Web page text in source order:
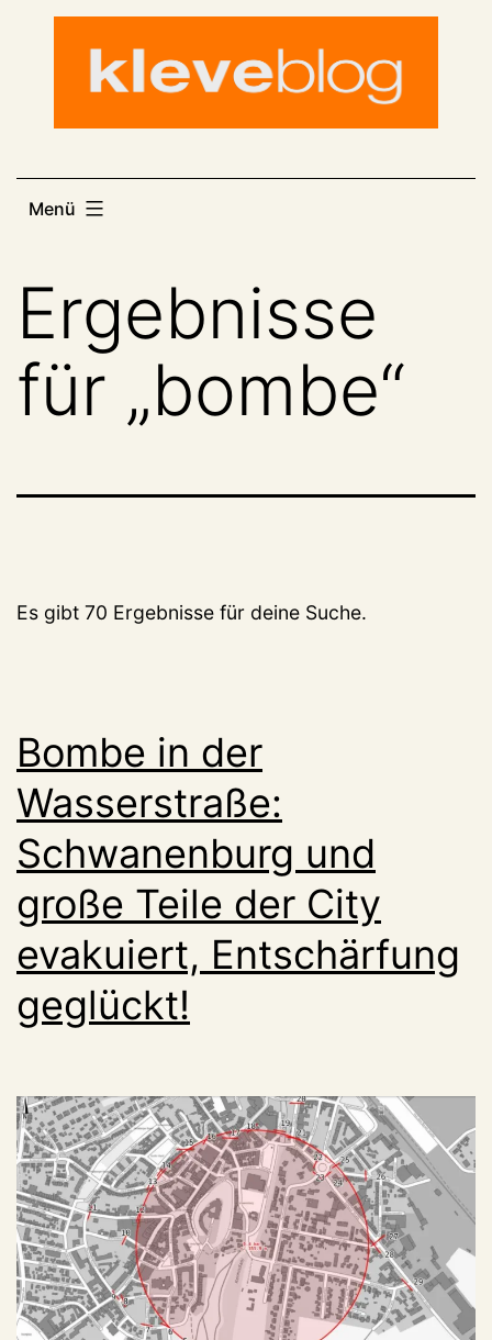
Menü
Ergebnisse
für „bombe“
Es gibt 70 Ergebnisse für deine Suche.
Bombe in der
Wasserstraße:
Schwanenburg und
große Teile der City
evakuiert, Entschärfung
geglückt!